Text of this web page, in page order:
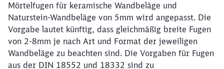
Mörtelfugen für keramische Wandbeläge und
Naturstein-Wandbeläge von 5mm wird angepasst. Die
Vorgabe lautet künftig, dass gleichmäßig breite Fugen
von 2-8mm je nach Art und Format der jeweiligen
Wandbeläge zu beachten sind. Die Vorgaben für Fugen
aus der DIN 18552 und 18332 sind zu
Schließen